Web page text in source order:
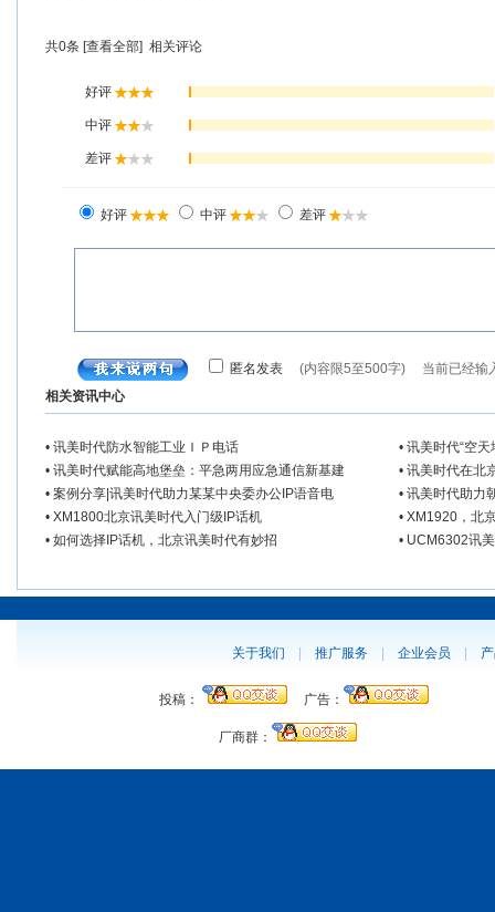
共0条 [查看全部] 相关评论
相关资讯中心
• 讯美时代防水智能工业ＩＰ电话
• 讯美时代“空
• 讯美时代赋能高地堡垒：平急两用应急通信新基建
• 讯美时代在北
• 案例分享|讯美时代助力某某中央委办公IP语音电
• 讯美时代助力
• XM1800北京讯美时代入门级IP话机
• XM1920，北
• 如何选择IP话机，北京讯美时代有妙招
• UCM6302讯
关于我们 推广服务| 企业会员
投稿： 广告：
厂商群：